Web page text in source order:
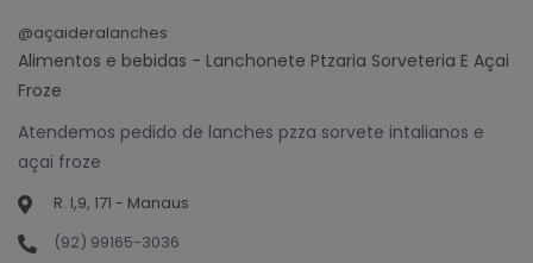
@açaideralanches
Alimentos e bebidas - Lanchonete Ptzaria Sorveteria E Açai
Froze
Atendemos pedido de lanches pzza sorvete intalianos e
açai froze
R. I,9, 171 - Manaus
(92) 99165-3036